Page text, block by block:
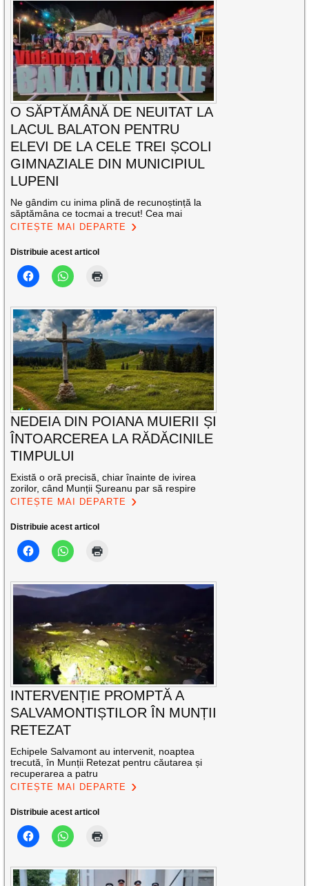
O SĂPTĂMÂNĂ DE NEUITAT LA
LACUL BALATON PENTRU
ELEVI DE LA CELE TREI ȘCOLI
GIMNAZIALE DIN MUNICIPIUL
LUPENI
Ne gândim cu inima plină de recunoștință la
săptămâna ce tocmai a trecut! Cea mai
CITEȘTE MAI DEPARTE
Distribuie acest articol
NEDEIA DIN POIANA MUIERII ȘI
ÎNTOARCEREA LA RĂDĂCINILE
TIMPULUI
Există o oră precisă, chiar înainte de ivirea
zorilor, când Munții Șureanu par să respire
CITEȘTE MAI DEPARTE
Distribuie acest articol
INTERVENȚIE PROMPTĂ A
SALVAMONTIȘTILOR ÎN MUNȚII
RETEZAT
Echipele Salvamont au intervenit, noaptea
trecută, în Munții Retezat pentru căutarea și
recuperarea a patru
CITEȘTE MAI DEPARTE
Distribuie acest articol